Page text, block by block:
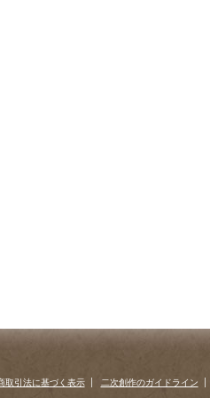
取引法に基づく表示 二次創作のガイドライン